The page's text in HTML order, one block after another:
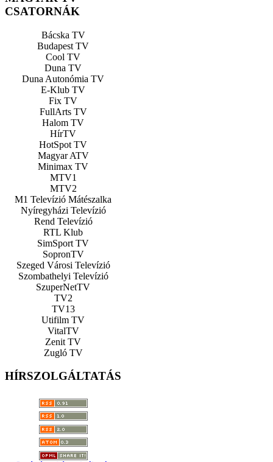
CSATORNÁK
Bácska TV
Budapest TV
Cool TV
Duna TV
Duna Autonómia TV
E-Klub TV
Fix TV
FullArts TV
Halom TV
HírTV
HotSpot TV
Magyar ATV
Minimax TV
MTV1
MTV2
M1 Televízió Mátészalka
Nyíregyházi Televízió
Rend Televízió
RTL Klub
SimSport TV
SopronTV
Szeged Városi Televízió
Szombathelyi Televízió
SzuperNetTV
TV2
TV13
Utifilm TV
VitalTV
Zenit TV
Zugló TV
HÍRSZOLGÁLTATÁS